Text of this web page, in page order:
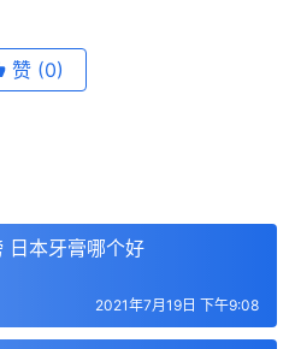
赞 (0)
日本牙膏哪个好
2021年7月19日 下午9:08